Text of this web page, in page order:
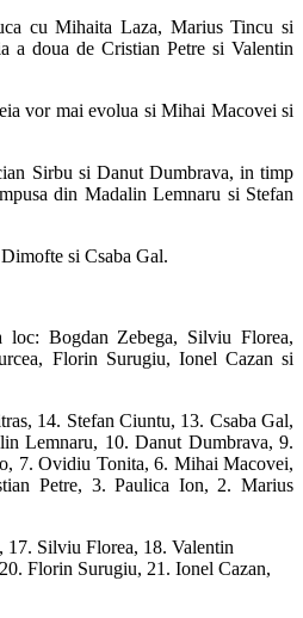
cu Mihaita Laza, Marius Tincu si
a doua de Cristian Petre si Valentin
vor mai evolua si Mihai Macovei si
Sirbu si Danut Dumbrava, in timp
din Madalin Lemnaru si Stefan
si Csaba Gal.
loc: Bogdan Zebega, Silviu Florea,
Florin Surugiu, Ionel Cazan si
14. Stefan Ciuntu, 13. Csaba Gal,
Lemnaru, 10. Danut Dumbrava, 9.
7. Ovidiu Tonita, 6. Mihai Macovei,
Petre, 3. Paulica Ion, 2. Marius
17. Silviu Florea, 18. Valentin
Florin Surugiu, 21. Ionel Cazan,